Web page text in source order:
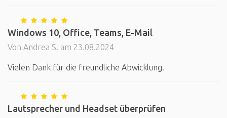
Windows 10, Office, Teams, E-Mail
Von Andrea S. am 23.08.2024
Vielen Dank für die freundliche Abwicklung.
Lautsprecher und Headset überprüfen